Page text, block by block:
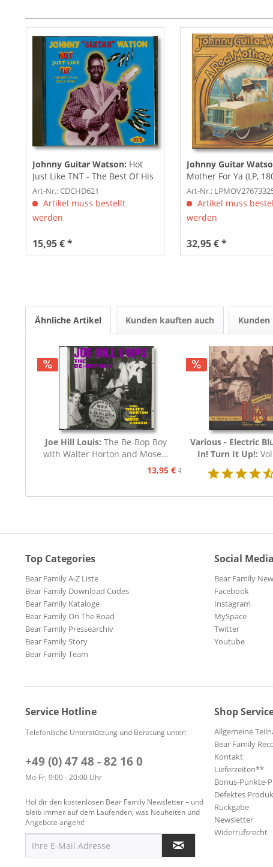
Johnny Guitar Watson: Hot
Just Like TNT - The Best Of His
Early...
Art-Nr.: CDCHD621
Artikel muss bestellt
werden
15,95 € *
Johnny Guitar
Mother For Ya (LP,
Art-Nr.:
Artikel muss
werden
32,95 € *
Ähnliche Artikel Kunden kauften auch Kunden
Joe Hill Louis: The Be-Bop Boy
with Walter Horton and Mose...
13,95 € 15,95 €
Various - Electric
In! Turn It Up!:
Blues 1939 -
Top Categories
Bear Family A-Z Liste
Bear Family Download Codes
Bear Family Kataloge
Bear Family On The Road
Bear Family Pressearchiv
Bear Family Story
Bear Family Team
Social Media
Bear Family
Facebook
Instagram
MySpace
Twitter
Youtube
Service Hotline
Telefonische Unterstützung und Beratung unter:
+49 (0) 47 48 - 82 16 0
Mo-Fr, 9:00 - 20:00 Uhr
Hol dir den kostenlosen Bear Family Newsletter – und
bleib immer auf dem Laufenden, was Neuheiten und
Angebote angeht!
Shop
Allgemeine
Bear Family
Kontakt
Lieferzeiten**
Bonus-Punkte-
Defektes
Rückgabe
Newsletter
Widerrufsrecht